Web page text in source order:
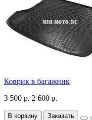
Коврик в багажник
3 500 р. 2 600 р.
В корзину Заказать